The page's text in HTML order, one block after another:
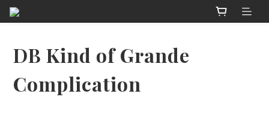
DB Kind of Grande
Complication